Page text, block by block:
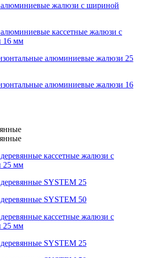
алюминиевые жалюзи с шириной
кассетные жалюзи с
16 мм
алюминиевые жалюзи 25
алюминиевые жалюзи 16
кассетные жалюзи с
25 мм
SYSTEM 25
SYSTEM 50
кассетные жалюзи с
25 мм
SYSTEM 25